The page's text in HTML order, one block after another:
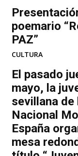
poemario
PAZ”
CULTURA
El pasado
mayo, la
sevillana de
Nacional
España
mesa